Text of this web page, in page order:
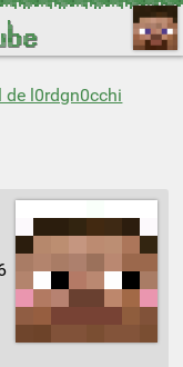
de l0rdgn0cchi